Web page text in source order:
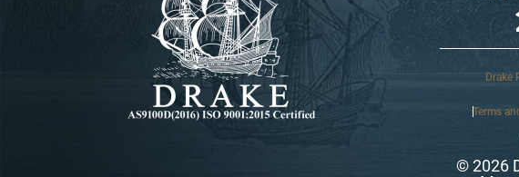
Drake
Terms
© 2026